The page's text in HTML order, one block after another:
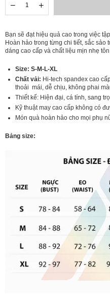
lượngGiảm
[HK19]
Quần
thao
Tăng
[HK19]
Quần
thể
Bạn sẽ đạt hiệu quả cao trong việc
Hoàn hảo trong từng chi tiết, sắc sảo
dáng cao cấp và chất liệu mịn nhẹ
Size: S-M-L-XL
Chất vải: Hi-tech spandex cao
thoải mái, dễ chịu, không phai
Thiết kế: Hiện đại, cá tính, sang
Kỹ thuật may cao cấp không có
Món quà hoàn hảo cho mọi phụ
Bảng size: